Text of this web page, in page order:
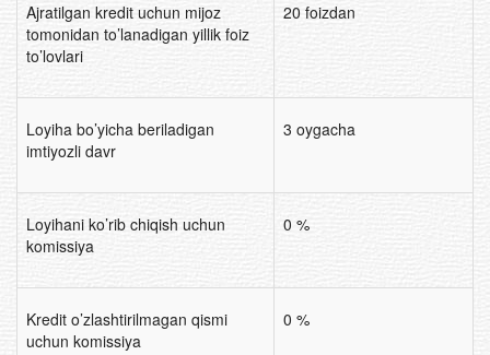
Ajratilgan kredit uchun mijoz
tomonidan to’lanadigan yillik foiz
to’lovlari
20 foizdan
Loyiha bo’yicha beriladigan
imtiyozli davr
3 oygacha
Loyihani ko’rib chiqish uchun
komissiya
0 %
Kredit o’zlashtirilmagan qismi
uchun komissiya
0 %